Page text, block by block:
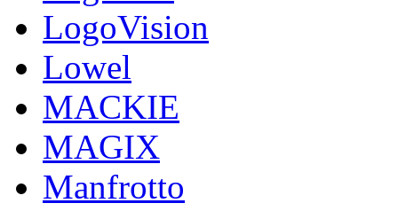
LogoVision
Lowel
MACKIE
MAGIX
Manfrotto